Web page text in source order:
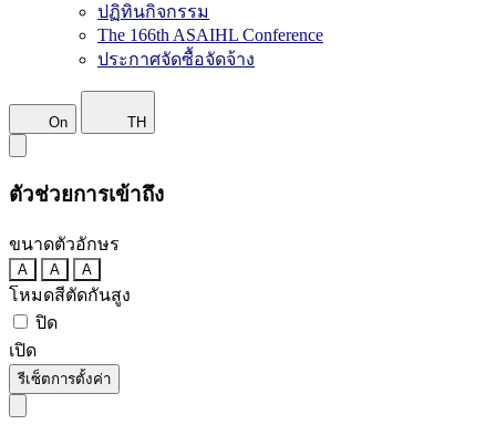
ปฏิทินกิจกรรม
The 166th ASAIHL Conference
ประกาศจัดซื้อจัดจ้าง
On TH
ตัวช่วยการเข้าถึง
ขนาดตัวอักษร
A A A
โหมดสีตัดกันสูง
ปิด
เปิด
รีเซ็ตการตั้งค่า